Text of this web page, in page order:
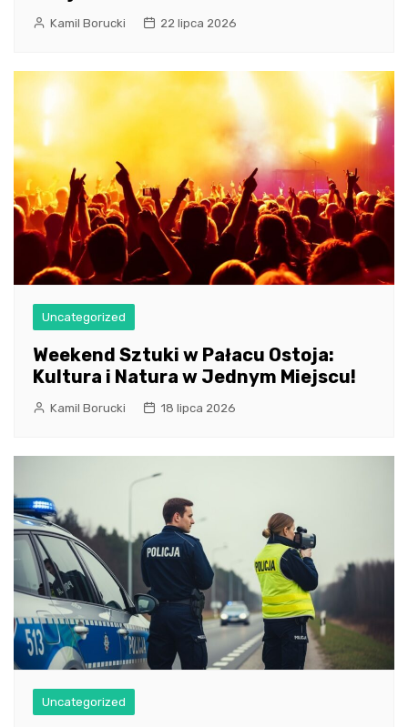
Kamil Borucki 22 lipca 2026
Uncategorized
Weekend Sztuki w Pałacu Ostoja:
Kultura i Natura w Jednym Miejscu!
Kamil Borucki 18 lipca 2026
Uncategorized